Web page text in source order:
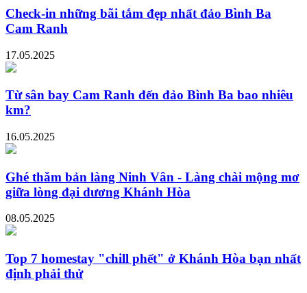
Check-in những bãi tắm đẹp nhất đảo Bình Ba
Cam Ranh
17.05.2025
Từ sân bay Cam Ranh đến đảo Bình Ba bao nhiêu
km?
16.05.2025
Ghé thăm bản làng Ninh Vân - Làng chài mộng mơ
giữa lòng đại dương Khánh Hòa
08.05.2025
Top 7 homestay "chill phết" ở Khánh Hòa bạn nhất
định phải thử